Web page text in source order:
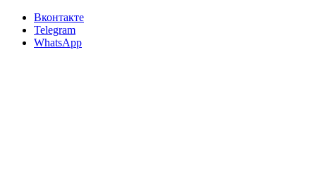
Вконтакте
Telegram
WhatsApp